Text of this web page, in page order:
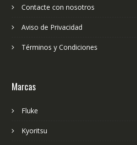
Contacte con nosotros
Aviso de Privacidad
Términos y Condiciones
Marcas
Fluke
Kyoritsu